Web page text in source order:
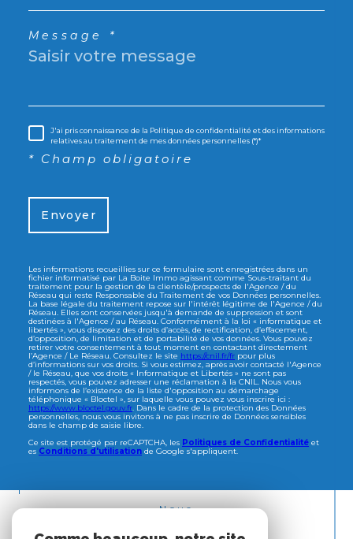
Message *
J'ai pris connaissance de la Politique de confidentialité et des informations
relatives au traitement de mes données personnelles (*)*
* Champ obligatoire
Envoyer
Les informations recueillies sur ce formulaire sont enregistrées dans un
fichier informatisé par La Boite Immo agissant comme Sous-traitant du
traitement pour la gestion de la clientèle/prospects de l'Agence / du
Réseau qui reste Responsable du Traitement de vos Données personnelles.
La base légale du traitement repose sur l'intérêt légitime de l'Agence / du
Réseau. Elles sont conservées jusqu'à demande de suppression et sont
destinées à l'Agence / au Réseau. Conformément à la loi « informatique et
libertés », vous disposez des droits d’accès, de rectification, d’effacement,
d’opposition, de limitation et de portabilité de vos données. Vous pouvez
retirer votre consentement à tout moment en contactant directement
l’Agence / Le Réseau. Consultez le site https://cnil.fr/fr pour plus
d’informations sur vos droits. Si vous estimez, après avoir contacté l'Agence
/ le Réseau, que vos droits « Informatique et Libertés » ne sont pas
respectés, vous pouvez adresser une réclamation à la CNIL. Nous vous
informons de l’existence de la liste d'opposition au démarchage
téléphonique « Bloctel », sur laquelle vous pouvez vous inscrire ici :
https://www.bloctel.gouv.fr. Dans le cadre de la protection des Données
personnelles, nous vous invitons à ne pas inscrire de Données sensibles
dans le champ de saisie libre.
Ce site est protégé par reCAPTCHA, les Politiques de Confidentialité et
es Conditions d'utilisation de Google s'appliquent.
Nous